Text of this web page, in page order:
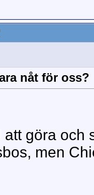
nåt för oss?
att göra och
men